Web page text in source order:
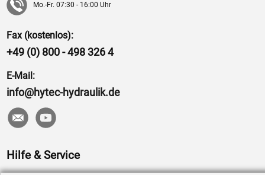
Mo.-Fr. 07:30 - 16:00 Uhr
Fax (kostenlos):
+49 (0) 800 - 498 326 4
E-Mail:
info@hytec-hydraulik.de
Hilfe & Service